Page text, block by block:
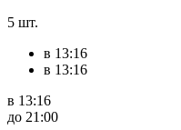
5 шт.
в 13:16
в 13:16
в 13:16
до 21:00